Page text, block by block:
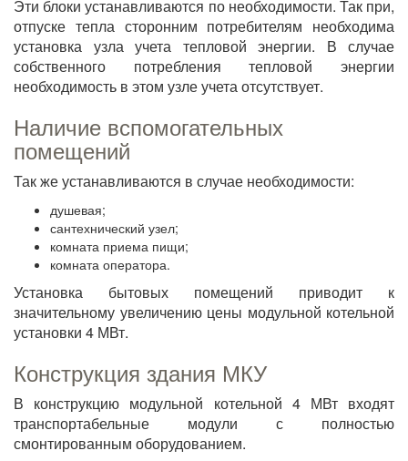
Эти блоки устанавливаются по необходимости. Так при,
отпуске тепла сторонним потребителям необходима
установка узла учета тепловой энергии. В случае
собственного потребления тепловой энергии
необходимость в этом узле учета отсутствует.
Наличие вспомогательных
помещений
Так же устанавливаются в случае необходимости:
душевая;
сантехнический узел;
комната приема пищи;
комната оператора.
Установка бытовых помещений приводит к
значительному увеличению цены модульной котельной
установки 4 МВт.
Конструкция здания МКУ
В конструкцию модульной котельной 4 МВт входят
транспортабельные модули с полностью
смонтированным оборудованием.